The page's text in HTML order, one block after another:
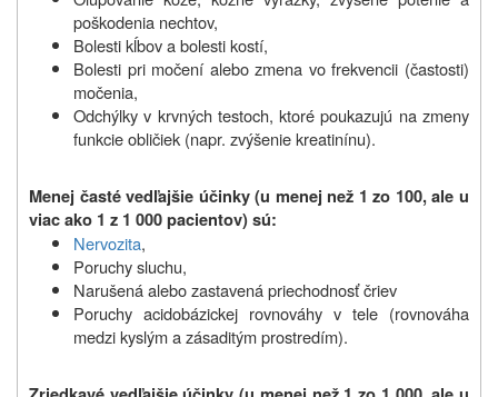
poškodenia nechtov,
Bolesti kĺbov a bolesti kostí,
Bolesti pri močení alebo zmena vo frekvencii (častosti)
močenia,
Odchýlky v krvných testoch, ktoré poukazujú na zmeny
funkcie obličiek (napr. zvýšenie kreatinínu).
Menej časté vedľajšie účinky (u menej než 1 zo 100, ale u
viac ako 1 z 1 000 pacientov) sú:
Nervozita,
Poruchy sluchu,
Narušená alebo zastavená priechodnosť čriev
Poruchy acidobázickej rovnováhy v tele (rovnováha
medzi kyslým a zásaditým prostredím).